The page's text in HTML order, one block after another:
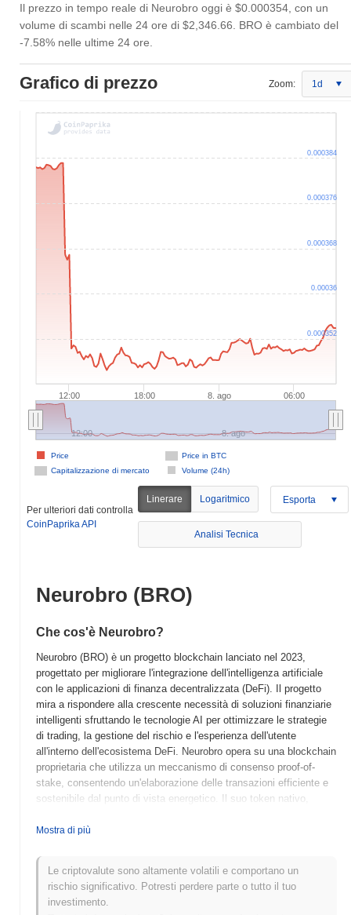
Il prezzo in tempo reale di Neurobro oggi è $0.000354 , con un
volume di scambi nelle 24 ore di $2,346.66 . BRO è cambiato del
-7.58% nelle ultime 24 ore.
Grafico di prezzo Zoom: 1d
12:00 18:00 8. ago 06:00
Price in BTC
Capitalizzazione di mercato
Volume (24h)
Price
12:00 8. ago
0.000352
0.00036
0.000368
0.000376
0.000384
Per ulteriori dati controlla
CoinPaprika API
Linerare Logaritmico Esporta
Analisi Tecnica
Neurobro (BRO)
Che cos'è Neurobro?
Neurobro (BRO) è un progetto blockchain lanciato nel 2023,
progettato per migliorare l'integrazione dell'intelligenza artificiale
con le applicazioni di finanza decentralizzata (DeFi). Il progetto
mira a rispondere alla crescente necessità di soluzioni finanziarie
intelligenti sfruttando le tecnologie AI per ottimizzare le strategie
di trading, la gestione del rischio e l'esperienza dell'utente
all'interno dell'ecosistema DeFi. Neurobro opera su una blockchain
proprietaria che utilizza un meccanismo di consenso proof-of-
stake, consentendo un'elaborazione delle transazioni efficiente e
sostenibile dal punto di vista energetico. Il suo token nativo,
ricompense per lo staking e partecipazione alla governance,
della piattaforma. Ciò che distingue Neurobro è il suo focus sulla
combinazione di AI e DeFi, creando un ecosistema unico che
promuove decisioni finanziarie più intelligenti. Questo approccio
innovativo posiziona Neurobro come un attore significativo nel
Mostra di più
Le criptovalute sono altamente volatili e comportano un
rischio significativo. Potresti perdere parte o tutto il tuo
investimento.